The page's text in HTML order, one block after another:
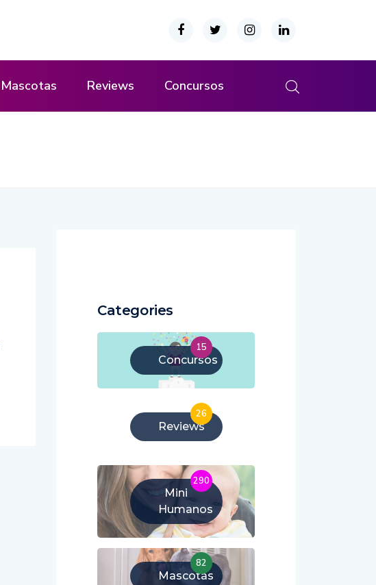
Mascotas Reviews Concursos
Categories
Concursos
15
Reviews
26
Mini
Humanos
290
Mascotas
82